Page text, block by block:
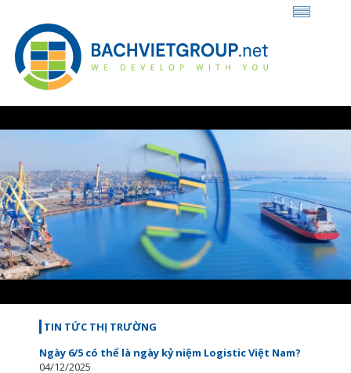
47.38%
TIN TỨC THỊ TRƯỜNG
Ngày 6/5 có thể là ngày kỷ niệm Logistic Việt Nam?
04/12/2025